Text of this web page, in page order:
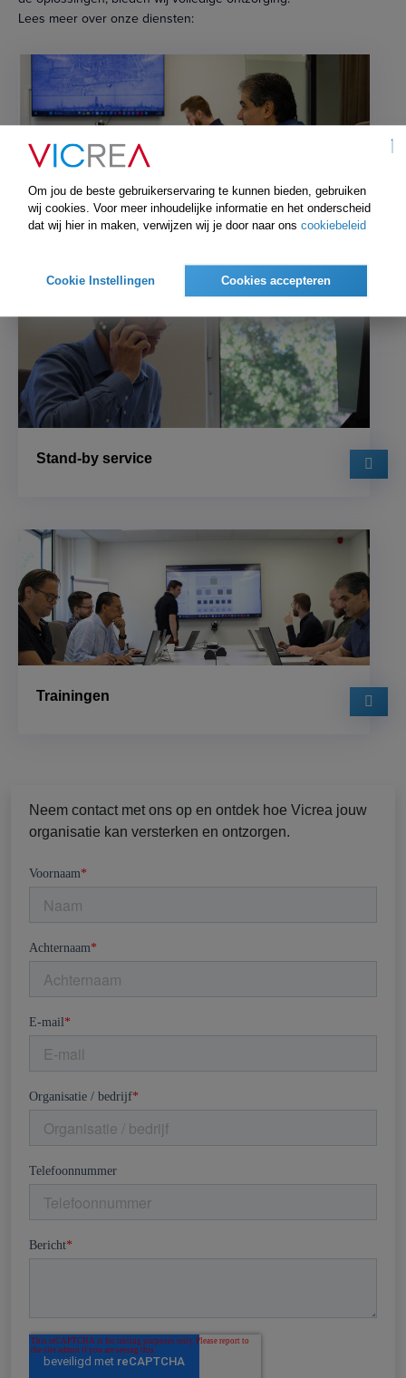
Lees meer over onze diensten:
Release management
Stand-by service
Trainingen
Neem contact met ons op en ontdek hoe Vicrea jouw
organisatie kan versterken en ontzorgen.
Om jou de beste gebruikerservaring te kunnen bieden, gebruiken
wij cookies. Voor meer inhoudelijke informatie en het onderscheid
dat wij hier in maken, verwijzen wij je door naar ons cookiebeleid
Cookie Instellingen Cookies accepteren